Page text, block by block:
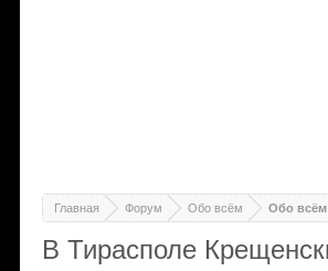
Главная Форум Обо всём Обо всём
В Тирасполе